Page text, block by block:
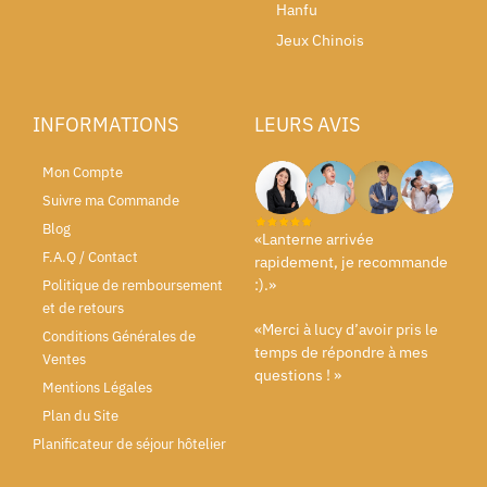
Hanfu
Jeux Chinois
INFORMATIONS
Mon Compte
Suivre ma Commande
Blog
F.A.Q / Contact
Politique de remboursement
et de retours
Conditions Générales de
Ventes
Mentions Légales
Plan du Site
Planificateur de séjour hôtelier
LEURS AVIS
«Lanterne arrivée
rapidement, je recommande
:).»
«Merci à lucy d’avoir pris le
temps de répondre à mes
questions ! »